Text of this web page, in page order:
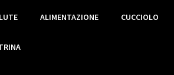
ALIMENTAZIONE CUCCIOLO